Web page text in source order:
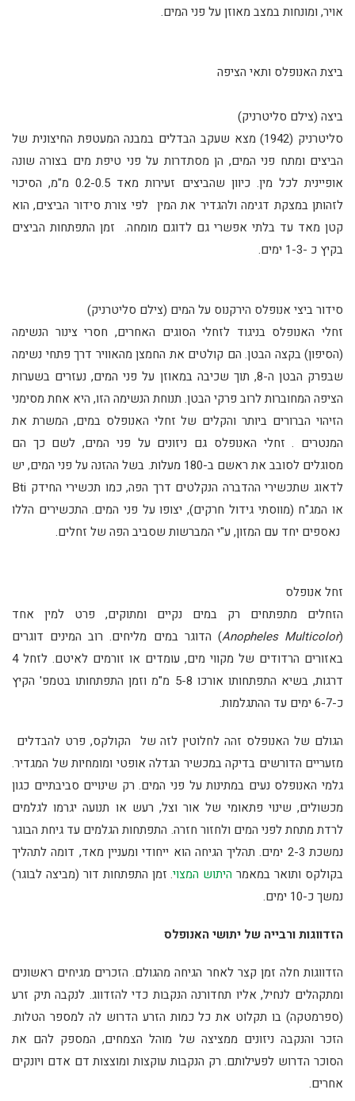
אויר, ומונחות במצב מאוזן על פני המים.
ביצת האנופלס ותאי הציפה
ביצה (צילם סליטרניק)
סליטרניק (1942) מצא שעקב הבדלים במבנה המעטפת החיצונית של
הביצים ומתח פני המים, הן מסתדרות על פני טיפת מים בצורה שונה
אופיינית לכל מין. כיוון שהביצים זעירות מאד 0.2-0.5 מ"מ, הסיכוי
לזהותן במצקת דגימה ולהגדיר את המין לפי צורת סידור הביצים, הוא
קטן מאד עד בלתי אפשרי גם לדוגם מומחה. זמן התפתחות הביצים
בקיץ כ -1-3 ימים.
סידור ביצי אנופלס הירקנוס על המים (צילם סליטרניק)
זחלי האנופלס בניגוד לזחלי הסוגים האחרים, חסרי צינור הנשימה
(הסיפון) בקצה הבטן. הם קולטים את החמצן מהאוויר דרך פתחי נשימה
שבפרק הבטן ה-8, תוך שכיבה במאוזן על פני המים, נעזרים בשערות
הציפה המחוברות לרוב פרקי הבטן. תנוחת הנשימה הזו, היא אחת מסימני
הזיהוי הברורים ביותר והקלים של זחלי האנופלס במים, המשרת את
המנטרים . זחלי האנופלס גם ניזונים על פני המים, לשם כך הם
מסוגלים לסובב את ראשם ב-180 מעלות. בשל ההזנה על פני המים, יש
לדאוג שתכשירי ההדברה הנקלטים דרך הפה, כמו תכשירי החידק Bti
או המג"ח (מווסתי גידול חרקים), יצופו על פני המים. התכשירים הללו
נאספים יחד עם המזון, ע"י המברשות שסביב הפה של זחלים.
זחל אנופלס
הזחלים מתפתחים רק במים נקיים ומתוקים, פרט למין אחד
(
Anopheles Multicolor) הדוגר במים מליחים. רוב המינים דוגרים
באזורים הרדודים של מקווי מים, עומדים או זורמים לאיטם. לזחל 4
דרגות, בשיא התפתחותו אורכו 5-8 מ"מ וזמן התפתחותו בטמפ' הקיץ
כ-6-7 ימים עד ההתגלמות.
הגולם של האנופלס זהה לחלוטין לזה של הקולקס, פרט להבדלים
מזעריים הדורשים בדיקה במכשיר הגדלה אופטי ומומחיות של המגדיר.
גלמי האנופלס נעים במתינות על פני המים. רק שינויים סביבתיים כגון
מכשולים, שינוי פתאומי של אור וצל, רעש או תנועה יגרמו לגלמים
לרדת מתחת לפני המים ולחזור חזרה. התפתחות הגלמים עד גיחת הבוגר
נמשכת 2-3 ימים. תהליך הגיחה הוא ייחודי ומעניין מאד, דומה לתהליך
בקולקס ותואר במאמר היתוש המצוי. זמן התפתחות דור (מביצה לבוגר)
נמשך כ-10 ימים.
הזדווגות ורבייה של יתושי האנופלס
הזדווגות חלה זמן קצר לאחר הגיחה מהגולם. הזכרים מגיחים ראשונים
ומתקהלים לנחיל, אליו תחדורנה הנקבות כדי להזדווג. לנקבה תיק זרע
(ספרמטקה) בו תקלוט את כל כמות הזרע הדרוש לה למספר הטלות.
הזכר והנקבה ניזונים ממציצה של מוהל הצמחים, המספק להם את
הסוכר הדרוש לפעילותם. רק הנקבות עוקצות ומוצצות דם אדם ויונקים
אחרים.